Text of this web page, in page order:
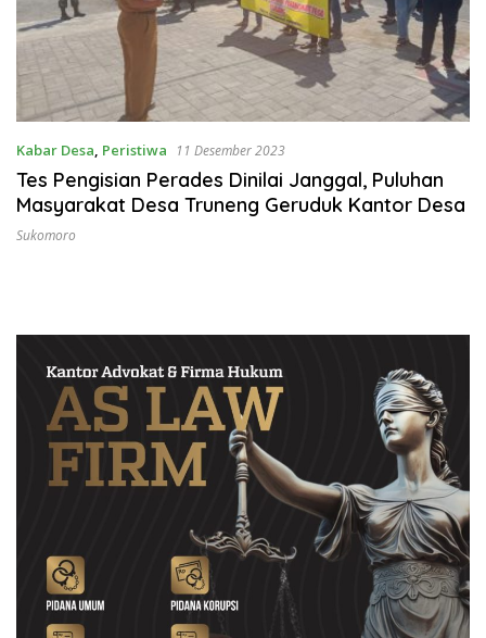
Kabar Desa, Peristiwa 11 Desember 2023
Tes Pengisian Perades Dinilai Janggal, Puluhan
Masyarakat Desa Truneng Geruduk Kantor Desa
Sukomoro